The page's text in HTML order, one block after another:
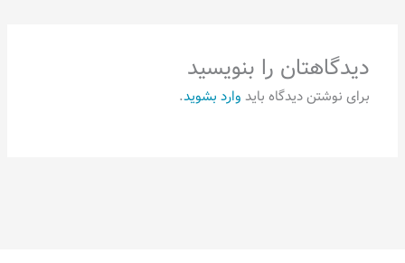
دیدگاهتان را بنویسید
برای نوشتن دیدگاه باید وارد بشوید.